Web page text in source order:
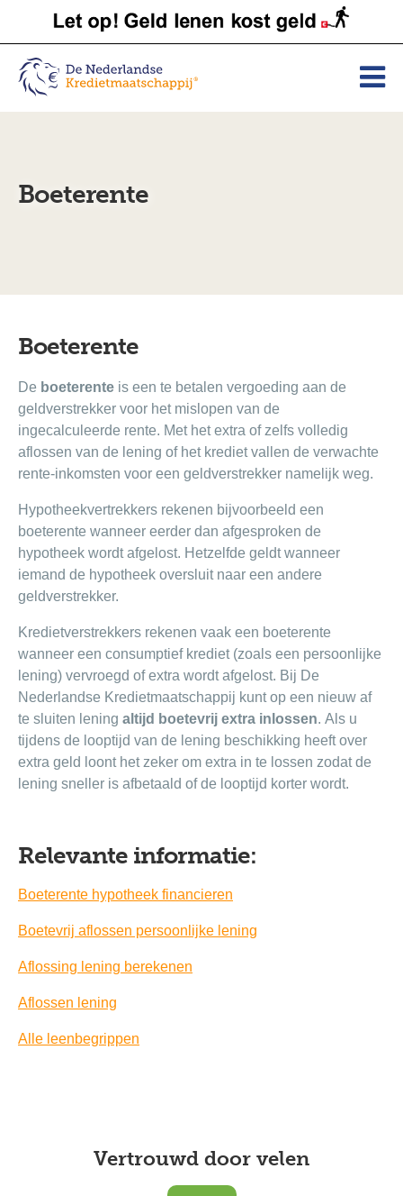
Boeterente
Boeterente
De boeterente is een te betalen vergoeding aan de
geldverstrekker voor het mislopen van de
ingecalculeerde rente. Met het extra of zelfs volledig
aflossen van de lening of het krediet vallen de verwachte
rente-inkomsten voor een geldverstrekker namelijk weg.
Hypotheekvertrekkers rekenen bijvoorbeeld een
boeterente wanneer eerder dan afgesproken de
hypotheek wordt afgelost. Hetzelfde geldt wanneer
iemand de hypotheek oversluit naar een andere
geldverstrekker.
Kredietverstrekkers rekenen vaak een boeterente
wanneer een consumptief krediet (zoals een persoonlijke
lening) vervroegd of extra wordt afgelost. Bij De
Nederlandse Kredietmaatschappij kunt op een nieuw af
te sluiten lening altijd boetevrij extra inlossen. Als u
tijdens de looptijd van de lening beschikking heeft over
extra geld loont het zeker om extra in te lossen zodat de
lening sneller is afbetaald of de looptijd korter wordt.
Relevante informatie:
Boeterente hypotheek financieren
Boetevrij aflossen persoonlijke lening
Aflossing lening berekenen
Aflossen lening
Alle leenbegrippen
Vertrouwd door velen